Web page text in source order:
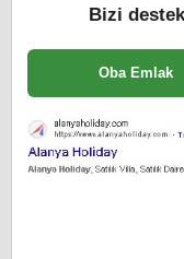
Bizi
Oba Emlak